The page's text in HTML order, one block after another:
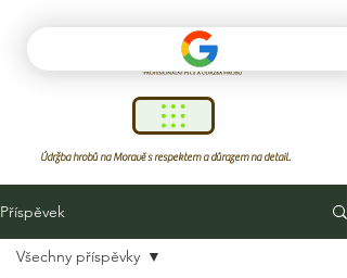
Údržba hrobů na Moravě s respektem a důrazem na detail.
Příspěvek
Všechny příspěvky